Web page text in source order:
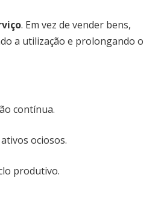
. Em vez de vender bens,
a utilização e prolongando o
contínua.
ociosos.
produtivo.